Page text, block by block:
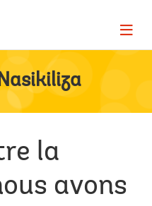
Page
la
avons